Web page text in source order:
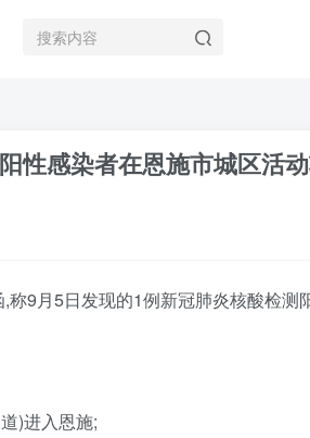
性感染者在恩施市城区活
9月5日发现的1例新冠肺炎核酸检
)进入恩施;